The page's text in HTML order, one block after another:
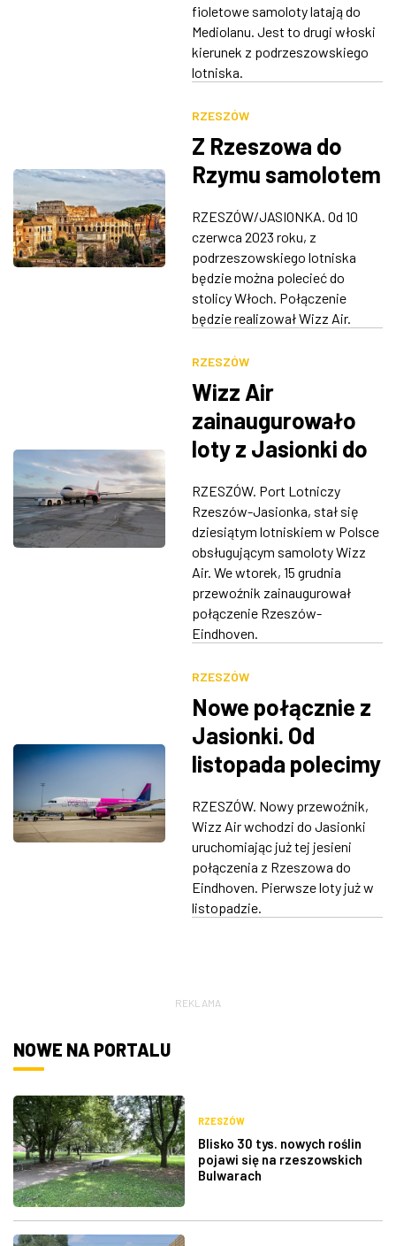
fioletowe samoloty latają do
Mediolanu. Jest to drugi włoski
kierunek z podrzeszowskiego
lotniska.
RZESZÓW
Z Rzeszowa do
Rzymu samolotem
RZESZÓW/JASIONKA. Od 10
czerwca 2023 roku, z
podrzeszowskiego lotniska
będzie można polecieć do
stolicy Włoch. Połączenie
będzie realizował Wizz Air.
RZESZÓW
Wizz Air
zainaugurowało
loty z Jasionki do
RZESZÓW. Port Lotniczy
Rzeszów-Jasionka, stał się
dziesiątym lotniskiem w Polsce
obsługującym samoloty Wizz
Air. We wtorek, 15 grudnia
przewoźnik zainaugurował
połączenie Rzeszów-
Eindhoven.
RZESZÓW
Nowe połącznie z
Jasionki. Od
listopada polecimy
RZESZÓW. Nowy przewoźnik,
Wizz Air wchodzi do Jasionki
uruchomiając już tej jesieni
połączenia z Rzeszowa do
Eindhoven. Pierwsze loty już w
listopadzie.
REKLAMA
NOWE NA PORTALU
RZESZÓW
Blisko 30 tys. nowych roślin
pojawi się na rzeszowskich
Bulwarach